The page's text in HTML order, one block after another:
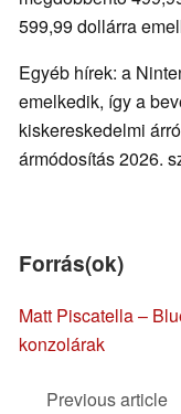
599,99 dollárra
Egyéb hírek: a
emelkedik, így a
kiskereskedelmi
ármódosítás 2026.
Forrás(ok)
Matt Piscatella –
konzolárak
Previous article